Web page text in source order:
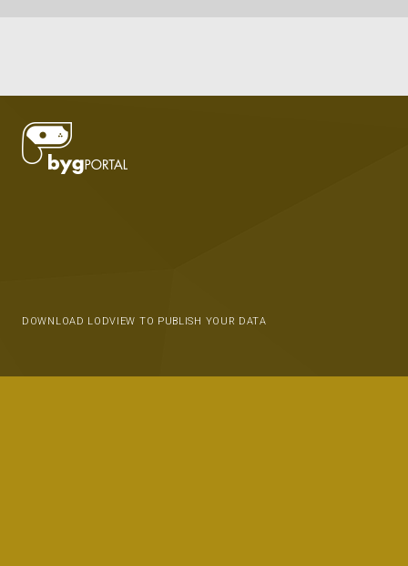
DOWNLOAD LODVIEW TO PUBLISH YOUR DATA